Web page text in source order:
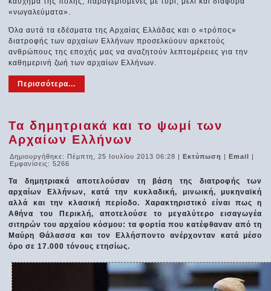
«νωγαλεύματα».
Όλα αυτά τα εδέσματα της Αρχαίας Ελλάδας και ο «τρόπος»
διατροφής των αρχαίων Ελλήνων προσελκύουν αρκετούς
ανθρώπους της εποχής μας να αναζητούν λεπτομέρειες για την
καθημερινή ζωή των αρχαίων Ελλήνων.
Περισσότερα...
Τα δημητριακά και το ψωμί των
Αρχαίων Ελλήνων
Δημιουργήθηκε: Πέμπτη, 25 Ιουλίου 2013 06:28 Εκτύπωση Email
Εμφανίσεις: 5266
Τα δημητριακά αποτελούσαν τη βάση της διατροφής των
αρχαίων Ελλήνων, κατά την κυκλαδική, μινωική, μυκηναϊκή
αλλά και την κλασική περίοδο. Χαρακτηριστικό είναι πως η
Αθήνα του Περικλή, αποτελούσε το μεγαλύτερο εισαγωγέα
σιτηρών του αρχαίου κόσμου: τα φορτία που κατέφθαναν από τη
Μαύρη Θάλασσα και τον Ελλήσποντο ανέρχονταν κατά μέσο
όρο σε 17.000 τόνους ετησίως.